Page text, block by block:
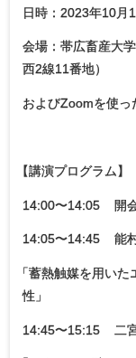
日時：2023年10月
会場：帯広畜産大
西2線11番地）
およびZoomを使っ
【講演プログラム】
14:00〜14:05 開
14:05〜14:45 能村
「蓄熱触媒を用いた
性」
14:45〜15:15 二宮